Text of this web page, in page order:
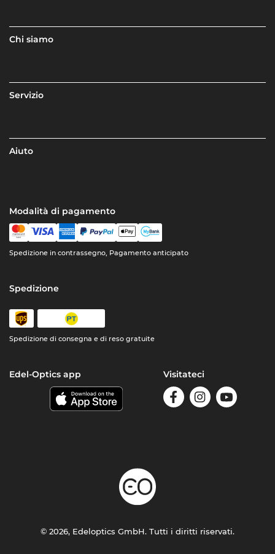
Chi siamo
Servizio
Aiuto
Modalità di pagamento
Spedizione in contrassegno, Pagamento anticipato
Spedizione
Spedizione di consegna e di reso gratuite
Edel-Optics app Visitateci
© 2026, Edeloptics GmbH. Tutti i diritti riservati.